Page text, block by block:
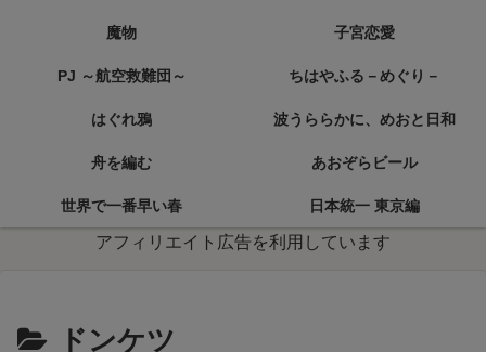
魔物 子宮恋愛
PJ ～航空救難団～ ちはやふる－めぐり－
はぐれ鴉 波うららかに、めおと日和
舟を編む あおぞらビール
世界で一番早い春 日本統一 東京編
アフィリエイト広告を利用しています
ドンケツ